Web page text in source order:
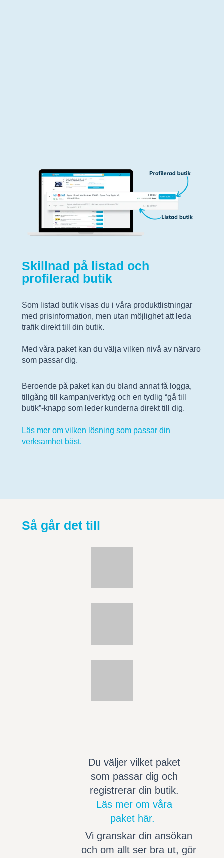
Skillnad på listad och
profilerad butik
Som listad butik visas du i våra produktlistningar
med prisinformation, men utan möjlighet att leda
trafik direkt till din butik.
Med våra paket kan du välja vilken nivå av närvaro
som passar dig.
Beroende på paket kan du bland annat få logga,
tillgång till kampanjverktyg och en tydlig “gå till
butik”-knapp som leder kunderna direkt till dig.
Läs mer om vilken lösning som passar din
verksamhet bäst.
Så går det till
Du väljer vilket paket
som passar dig och
registrerar din butik.
Läs mer om våra
paket här.
Vi granskar din ansökan
och om allt ser bra ut, gör